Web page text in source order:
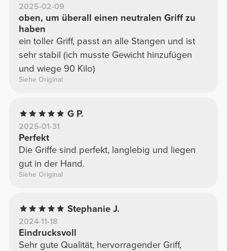
2025-02-09
oben, um überall einen neutralen Griff zu
haben
ein toller Griff, passt an alle Stangen und ist
sehr stabil (ich musste Gewicht hinzufügen
und wiege 90 Kilo)
Siehe Original
G P.
2025-01-31
Perfekt
Die Griffe sind perfekt, langlebig und liegen
gut in der Hand.
Siehe Original
Stephanie J.
2024-11-18
Eindrucksvoll
Sehr gute Qualität, hervorragender Griff,